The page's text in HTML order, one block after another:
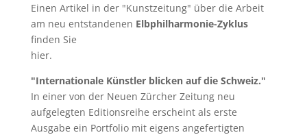
Einen Artikel in der "Kunstzeitung" über die Arbeit
am neu entstandenen Elbphilharmonie-Zyklus
finden Sie
hier.
"Internationale Künstler blicken auf die Schweiz."
In einer von der Neuen Zürcher Zeitung neu
aufgelegten Editionsreihe erscheint als erste
Ausgabe ein Portfolio mit eigens angefertigten